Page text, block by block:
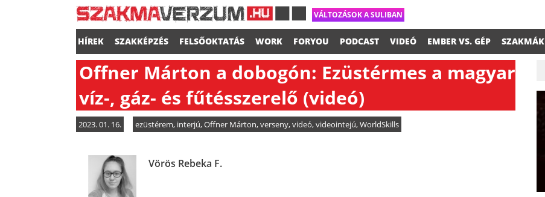
VÁLTOZÁSOK A SULIBAN
HÍREK SZAKKÉPZÉS FELSŐOKTATÁS WORK FORYOU PODCAST VIDEÓ EMBER VS. GÉP SZAKMÁK
Offner Márton a dobogón: Ezüstérmes a magyar
víz-, gáz- és fűtésszerelő (videó)
2023. 01. 16. ezüstérem, interjú,Offner Márton,verseny,videó,videointejú,WorldSkills
Vörös Rebeka F.